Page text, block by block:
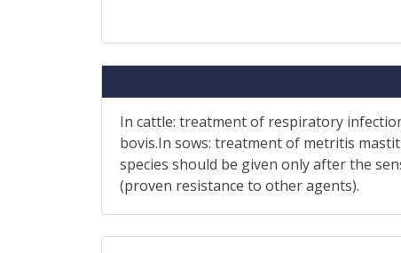
In cattle: treatment of respiratory
bovis.In sows: treatment of metritis
species should be given only after the
(proven resistance to other agents).